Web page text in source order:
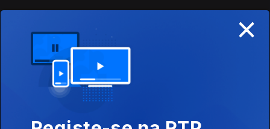
Emissão Especial - O 25 de Abril de António
Vitorino 2ª parte
07 mar. 2026
Considera que estamos a viver um momento de retrocesso da
História Mundial. Advogado e Prof Universitário, preside ao
×